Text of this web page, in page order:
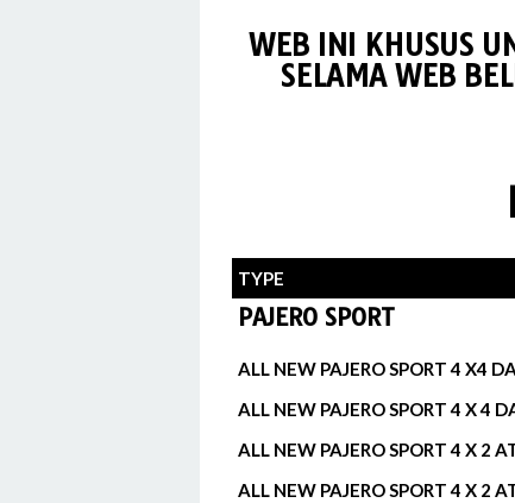
WEB INI KHUSUS
SELAMA WEB
TYPE
PAJERO SPORT
ALL NEW PAJERO SPORT 4 X4
ALL NEW PAJERO SPORT 4 X 4
ALL NEW PAJERO SPORT 4 X 2
ALL NEW PAJERO SPORT 4 X 2